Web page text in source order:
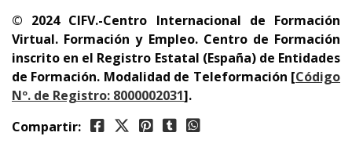
© 2024 CIFV.-Centro Internacional de Formación
Virtual. Formación y Empleo. Centro de Formación
inscrito en el Registro Estatal (España) de Entidades
de Formación. Modalidad de Teleformación [Código
Nº. de Registro: 8000002031].
Compartir: